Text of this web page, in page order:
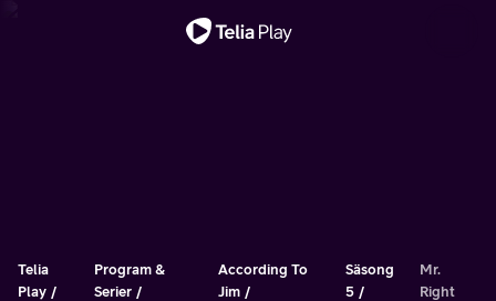
Telia
Play
Program &
Serier
According To
Jim
Säsong
5
Mr.
Right